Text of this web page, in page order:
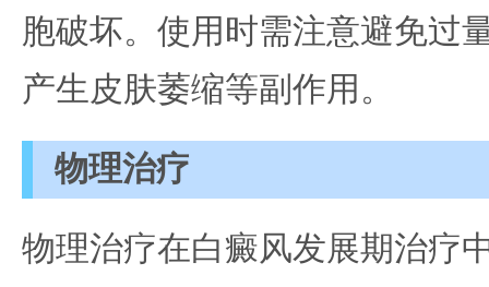
胞破坏。使用时需注意避免过
产生皮肤萎缩等副作用。
物理治疗
物理治疗在白癜风发展期治疗